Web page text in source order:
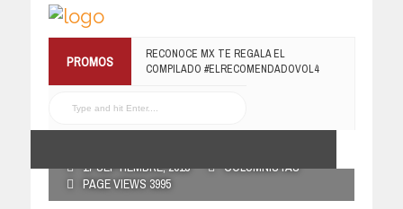
PROMOS
¡TE INVITAMOS A LA PREMIERE DE
LUCHANDO CON MI FAMILIA!
RECONOCE MX TE REGALA EL
19 JULIO, 2016
17 SEPTIEMBRE, 2018
COLUMNISTAS
PAGE VIEWS 3995